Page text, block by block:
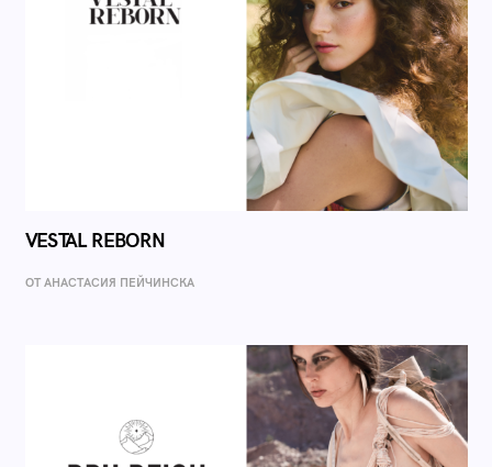
VESTAL REBORN
ОТ AНАСТАСИЯ ПЕЙЧИНСКА